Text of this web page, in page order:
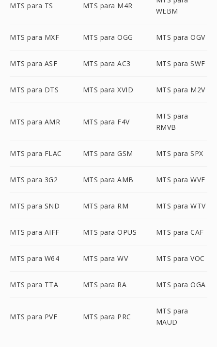
MTS para TS MTS para M4R
WEBM
MTS para MXF MTS para OGG MTS para OGV
MTS para ASF MTS para AC3 MTS para SWF
MTS para DTS MTS para XVID MTS para M2V
MTS para AMR MTS para F4V
MTS para
RMVB
MTS para FLAC MTS para GSM MTS para SPX
MTS para 3G2 MTS para AMB MTS para WVE
MTS para SND MTS para RM MTS para WTV
MTS para AIFF MTS para OPUS MTS para CAF
MTS para W64 MTS para WV MTS para VOC
MTS para TTA MTS para RA MTS para OGA
MTS para PVF MTS para PRC
MTS para
MAUD